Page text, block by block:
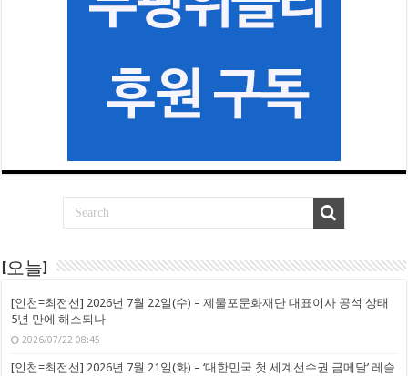
[오늘]
[인천=최전선] 2026년 7월 22일(수) – 제물포문화재단 대표이사 공석 상태
5년 만에 해소되나
2026/07/22 08:45
[인천=최전선] 2026년 7월 21일(화) – ‘대한민국 첫 세계선수권 금메달’ 레슬